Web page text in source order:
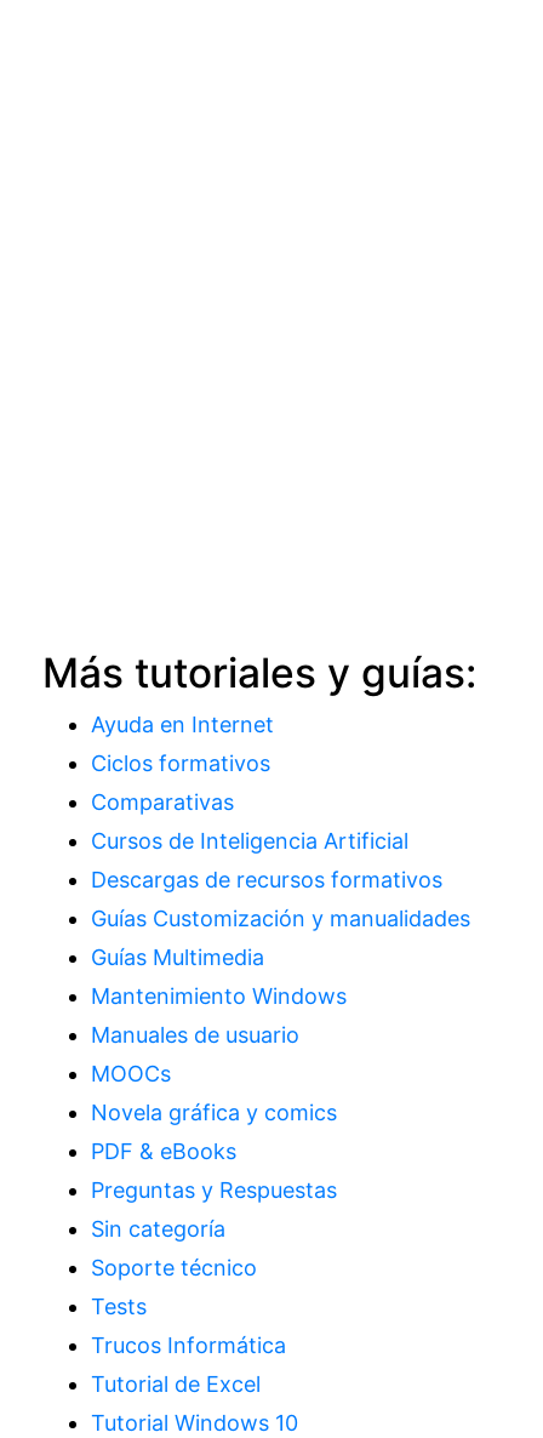
Más tutoriales y guías:
Ayuda en Internet
Ciclos formativos
Comparativas
Cursos de Inteligencia Artificial
Descargas de recursos formativos
Guías Customización y manualidades
Guías Multimedia
Mantenimiento Windows
Manuales de usuario
MOOCs
Novela gráfica y comics
PDF & eBooks
Preguntas y Respuestas
Sin categoría
Soporte técnico
Tests
Trucos Informática
Tutorial de Excel
Tutorial Windows 10